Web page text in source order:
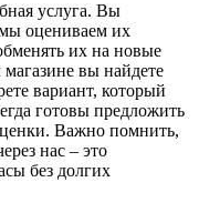
услуга. Вы
оцениваем их
их на новые
вы найдете
вариант, который
готовы предложить
Важно помнить,
нас – это
без долгих